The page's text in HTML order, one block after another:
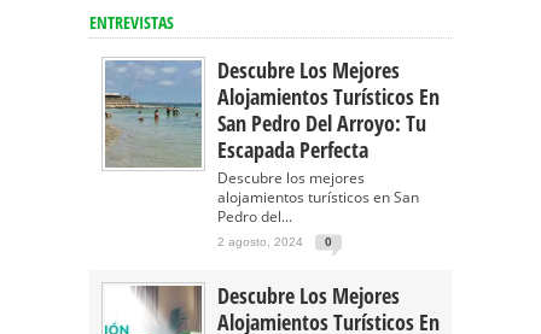
ENTREVISTAS
Descubre Los Mejores
Alojamientos Turísticos En
San Pedro Del Arroyo: Tu
Escapada Perfecta
Descubre los mejores
alojamientos turísticos en San
Pedro del...
2 agosto, 2024 0
Descubre Los Mejores
Alojamientos Turísticos En